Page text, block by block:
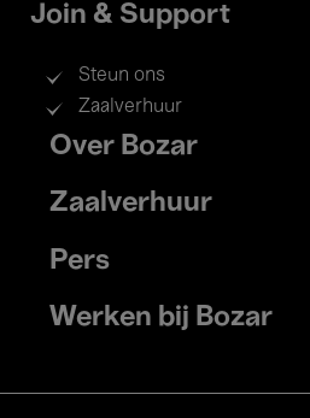
Join & Support
Steun ons
Zaalverhuur
Footer
menu
Over Bozar
Zaalverhuur
Pers
Werken bij Bozar